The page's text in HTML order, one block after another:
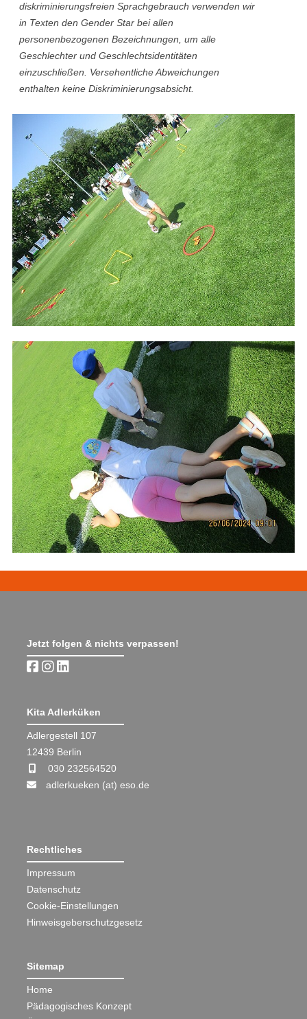
diskriminierungsfreien Sprachgebrauch verwenden wir
in Texten den Gender Star bei allen
personenbezogenen Bezeichnungen, um alle
Geschlechter und Geschlechtsidentitäten
einzuschließen. Versehentliche Abweichungen
enthalten keine Diskriminierungsabsicht.
Jetzt folgen & nichts verpassen!
Kita Adlerküken
Adlergestell 107
12439 Berlin
030 232564520
adlerkueken (at) eso.de
Rechtliches
Impressum
Datenschutz
Cookie-Einstellungen
Hinweisgeberschutzgesetz
Sitemap
Home
Pädagogisches Konzept